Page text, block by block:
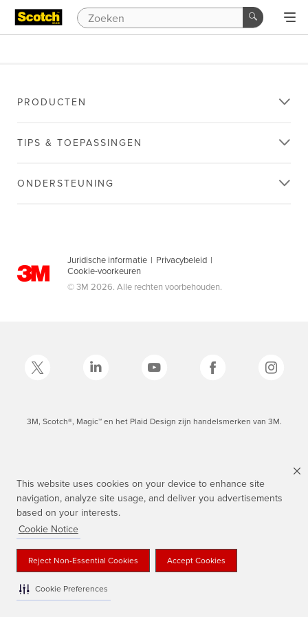
This website uses cookies on your device to enhance site
navigation, analyze site usage, and deliver you advertisements
based on your interests.
Cookie Notice
Reject Non-Essential Cookies Accept Cookies
Cookie Preferences
PRODUCTEN
TIPS & TOEPASSINGEN
ONDERSTEUNING
Juridische informatie | Privacybeleid |
Cookie-voorkeuren
© 3M 2026. Alle rechten voorbehouden.
3M, Scotch®, Magic™ en het Plaid Design zijn handelsmerken van 3M.